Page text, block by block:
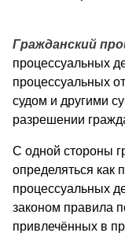
Гражданский
процессуальных
процессуальных
судом и другими
разрешении
С одной стороны
определяться как
процессуальных
законом правила
привлечённых в